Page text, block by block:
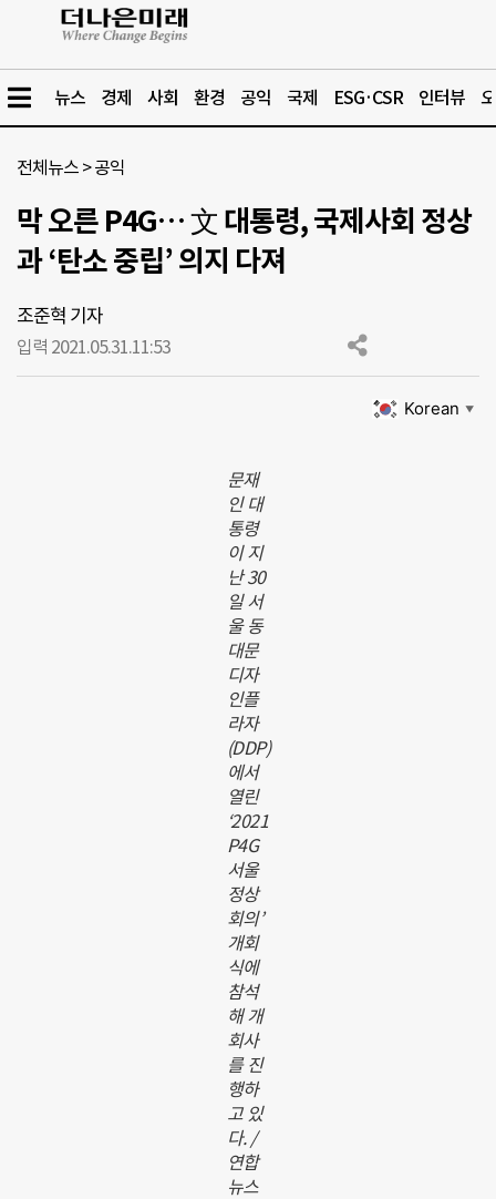
뉴스 경제 사회 환경 공익 국제 ESG·CSR 인터뷰
전체뉴스 >공익
막 오른 P4G… 文 대통령, 국제사회 정상
과 ‘탄소 중립’ 의지 다져
조준혁 기자
입력 2021.05.31.11:53
Korean ▼
문재
인 대
통령
이 지
난 30
일 서
울 동
대문
디자
인플
라자
(DDP)
에서
열린
‘2021
P4G
서울
정상
회의’
개회
식에
참석
해 개
회사
를 진
행하
고 있
다. /
연합
뉴스